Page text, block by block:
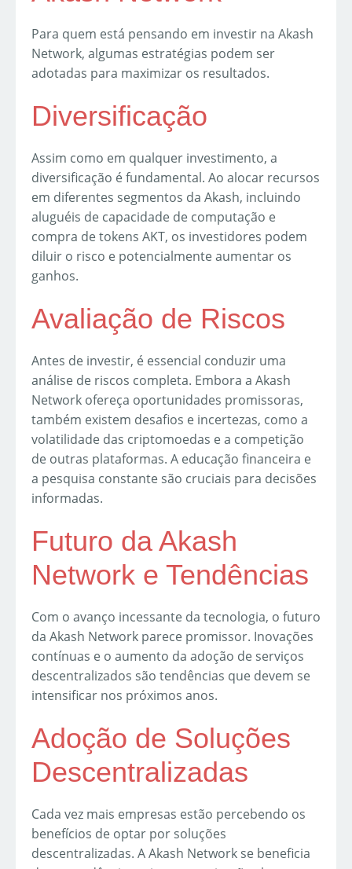
Para quem está pensando em investir na Akash
Network, algumas estratégias podem ser
adotadas para maximizar os resultados.
Diversificação
Assim como em qualquer investimento, a
diversificação é fundamental. Ao alocar recursos
em diferentes segmentos da Akash, incluindo
aluguéis de capacidade de computação e
compra de tokens AKT, os investidores podem
diluir o risco e potencialmente aumentar os
ganhos.
Avaliação de Riscos
Antes de investir, é essencial conduzir uma
análise de riscos completa. Embora a Akash
Network ofereça oportunidades promissoras,
também existem desafios e incertezas, como a
volatilidade das criptomoedas e a competição
de outras plataformas. A educação financeira e
a pesquisa constante são cruciais para decisões
informadas.
Futuro da Akash
Network e Tendências
Com o avanço incessante da tecnologia, o futuro
da Akash Network parece promissor. Inovações
contínuas e o aumento da adoção de serviços
descentralizados são tendências que devem se
intensificar nos próximos anos.
Adoção de Soluções
Descentralizadas
Cada vez mais empresas estão percebendo os
benefícios de optar por soluções
descentralizadas. A Akash Network se beneficia